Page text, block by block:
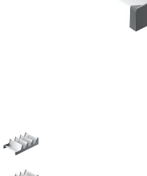
Видеоотзывы